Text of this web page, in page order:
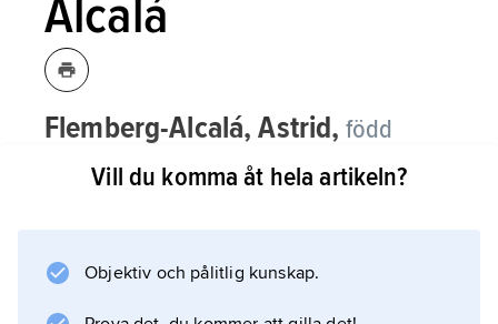
Alcalá
Flemberg-Alcalá, Astrid, född
Flemberg 1946, författare.
Causa socialis
Vill du komma åt hela artikeln?
Objektiv och pålitlig kunskap.